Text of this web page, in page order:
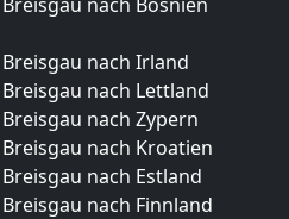
nach Irland
nach Lettland
nach Zypern
nach Kroatien
nach Estland
nach Finnland